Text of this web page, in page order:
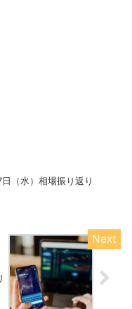
日（水）相場振り返り